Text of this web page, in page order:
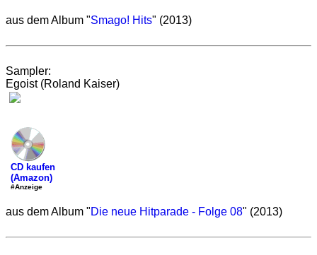
aus dem Album "Smago! Hits" (2013)
Sampler:
Egoist (Roland Kaiser)
CD kaufen
(Amazon)
#Anzeige
aus dem Album "Die neue Hitparade - Folge 08" (2013)